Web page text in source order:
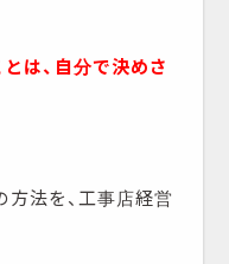
は、自分で決めさ
法を、工事店経営